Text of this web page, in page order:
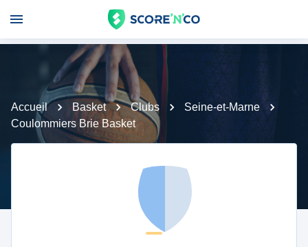
Accueil Basket Clubs
Seine-et-Marne
Coulommiers Brie Basket